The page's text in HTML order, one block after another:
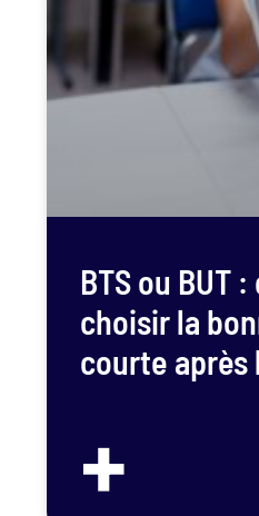
BTS ou BUT
choisir la
courte après
+